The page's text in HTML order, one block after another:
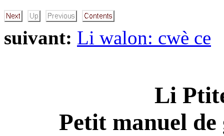
suivant: Li walon: cwè ce
Li
Petit manuel